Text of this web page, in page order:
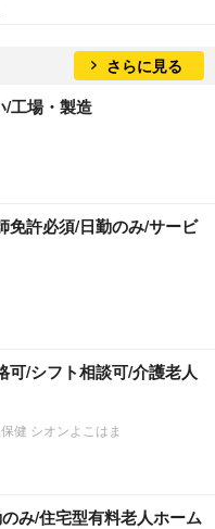
さらに見る
/工場・製造
免許必須/日勤のみ/サービ
可/シフト相談可/介護老人
健 シオンよこはま
み/住宅型有料老人ホーム